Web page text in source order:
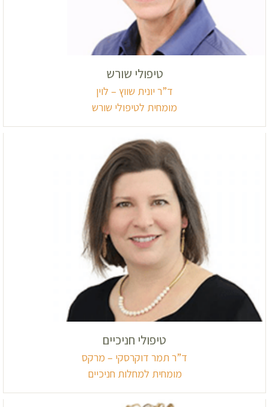
טיפולי שורש
ד”ר יונית שווץ – לוין
מומחית לטיפולי שורש
טיפולי חניכיים
ד”ר תמר דוקרסקי – מרקס
מומחית למחלות חניכיים